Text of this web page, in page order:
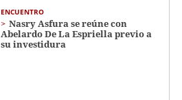
ENCUENTRO
Nasry Asfura se reúne con
Abelardo De La Espriella previo a
su investidura